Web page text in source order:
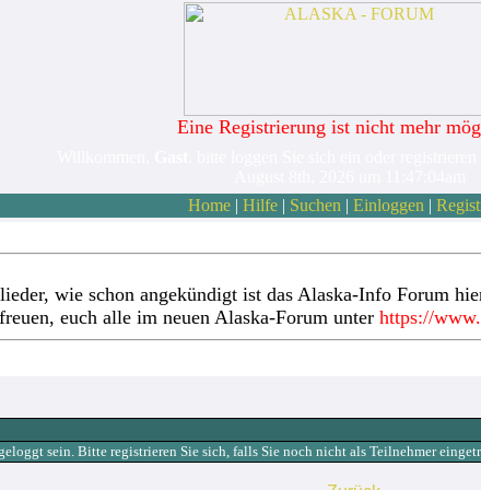
Eine Registrierung ist nicht mehr
Home| Hilfe| Suchen | Einloggen |
wie schon angekündigt ist das Alaska-Info Forum
euch alle im neuen Alaska-Forum unter https://
sein. Bitte registrieren Sie sich, falls Sie noch nicht als Teilnehmer